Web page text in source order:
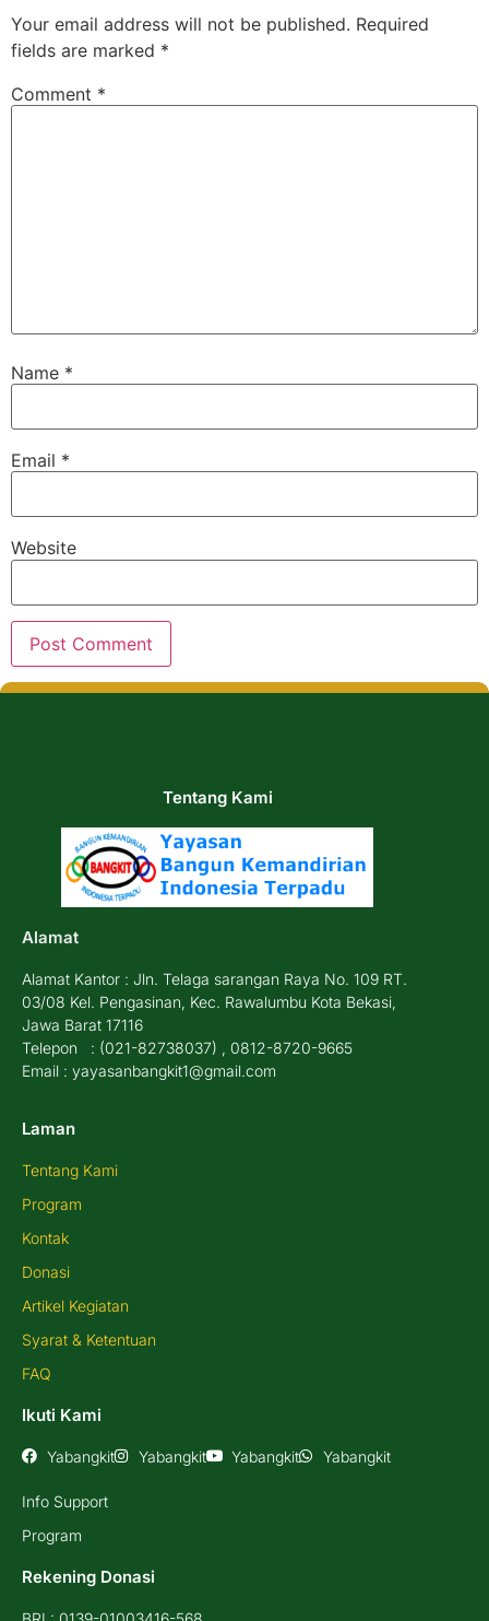
Your email address will not be published. Required
fields are marked *
Comment *
Name *
Email *
Website
Tentang Kami
Alamat
Alamat Kantor : Jln. Telaga sarangan Raya No. 109 RT.
03/08 Kel. Pengasinan, Kec. Rawalumbu Kota Bekasi,
Jawa Barat 17116
Telepon : (021-82738037) , 0812-8720-9665
Email : yayasanbangkit1@gmail.com
Laman
Tentang Kami
Program
Kontak
Donasi
Artikel Kegiatan
Syarat & Ketentuan
FAQ
Ikuti Kami
Yabangkit Yabangkit Yabangkit Yabangkit
Info Support
Program
Rekening Donasi